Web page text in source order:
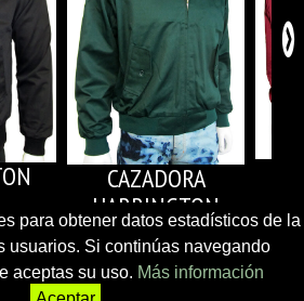
CAZADORA
HARRINGTON
VERDE
para obtener datos estadísticos de la
usuarios. Si continúas navegando
aceptas su uso. Más información